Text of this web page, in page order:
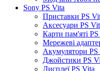
Sony PS Vita
Приставки PS
Аксесуари PS
Карти пам'яті
Мережеві
Акумулятори PS
Джойстики PS
Дисплеї PS Vita